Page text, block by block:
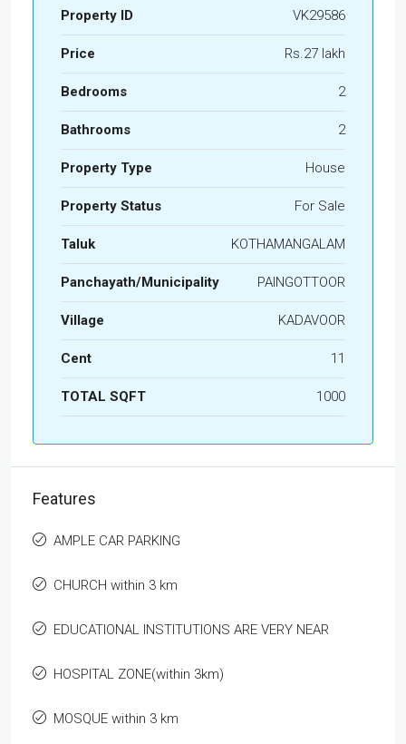
Property ID VK29586
Price Rs.27 lakh
Bedrooms 2
Bathrooms 2
Property Type House
Property Status For Sale
Taluk KOTHAMANGALAM
Panchayath/Municipality PAINGOTTOOR
Village KADAVOOR
Cent 11
TOTAL SQFT 1000
Features
AMPLE CAR PARKING
CHURCH within 3 km
EDUCATIONAL INSTITUTIONS ARE VERY NEAR
HOSPITAL ZONE(within 3km)
MOSQUE within 3 km